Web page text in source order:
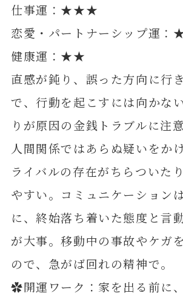
仕事運：★★★
恋愛・パートナーシップ運
健康運：★★
直感が鈍り、誤った方向に行
で、行動を起こすには向かな
りが原因の金銭トラブルに注意
人間関係ではあらぬ疑いをか
ライバルの存在がちらついた
やすい。コミュニケーション
に、終始落ち着いた態度と言
が大事。移動中の事故やケガ
ので、急がば回れの精神で。
✿開運ワーク：家を出る前に